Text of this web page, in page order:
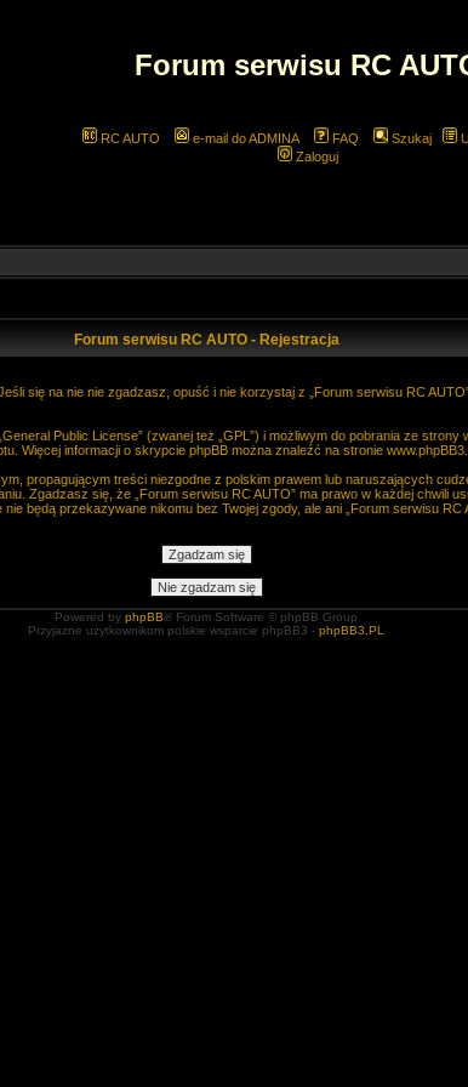
Forum serwisu RC
RC AUTO e-mail do ADMINA FAQ Szukaj
Zaloguj
Forum serwisu RC AUTO - Rejestracja
się na nie nie zgadzasz, opuść i nie korzystaj z „Forum serwisu RC
General Public License” (zwanej też „GPL”) i możliwym do pobrania ze strony
Więcej informacji o skrypcie phpBB można znaleźć na stronie
propagującym treści niezgodne z polskim prawem lub naruszających
Zgadzasz się, że „Forum serwisu RC AUTO” ma prawo w każdej chwili
będą przekazywane nikomu bez Twojej zgody, ale ani „Forum serwisu RC
Powered by phpBB® Forum Software © phpBB Group
Przyjazne użytkownikom polskie wsparcie phpBB3 - phpBB3.PL